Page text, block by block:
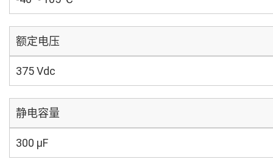
额定电压
375 Vdc
静电容量
300 µF